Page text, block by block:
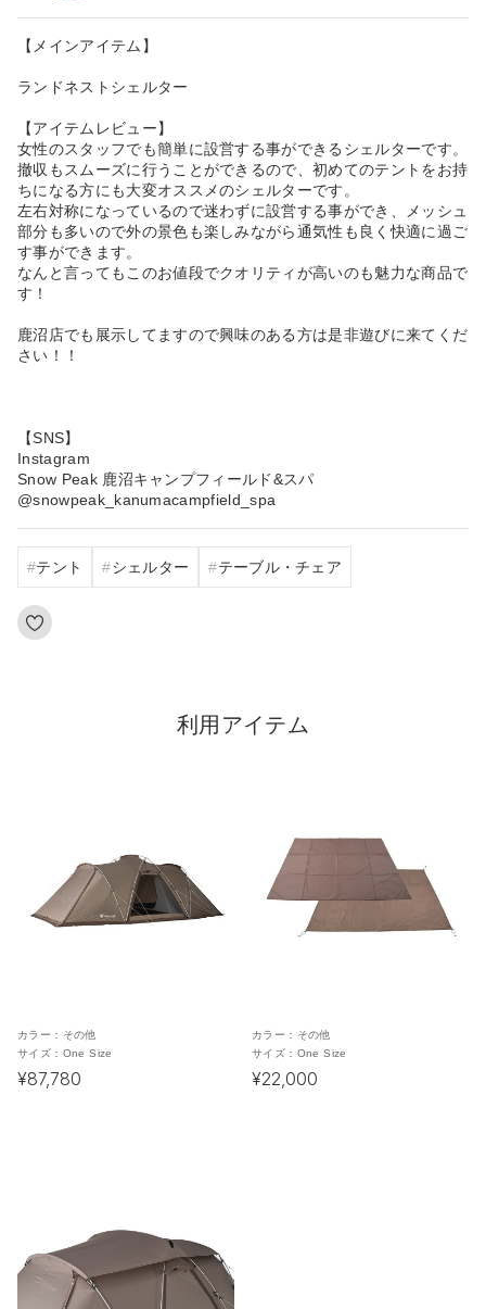
【メインアイテム】
ランドネストシェルター
【アイテムレビュー】
女性のスタッフでも簡単に設営する事ができるシェルターです。
撤収もスムーズに行うことができるので、初めてのテントをお持
ちになる方にも大変オススメのシェルターです。
左右対称になっているので迷わずに設営する事ができ、メッシュ
部分も多いので外の景色も楽しみながら通気性も良く快適に過ご
す事ができます。
なんと言ってもこのお値段でクオリティが高いのも魅力な商品で
す！
鹿沼店でも展示してますので興味のある方は是非遊びに来てくだ
さい！！
【SNS】
Instagram
Snow Peak 鹿沼キャンプフィールド&スパ
@snowpeak_kanumacampfield_spa
テント シェルター テーブル・チェア
利用アイテム
カラー： その他
サイズ： One Size
¥87,780
カラー： その他
サイズ： One Size
¥22,000